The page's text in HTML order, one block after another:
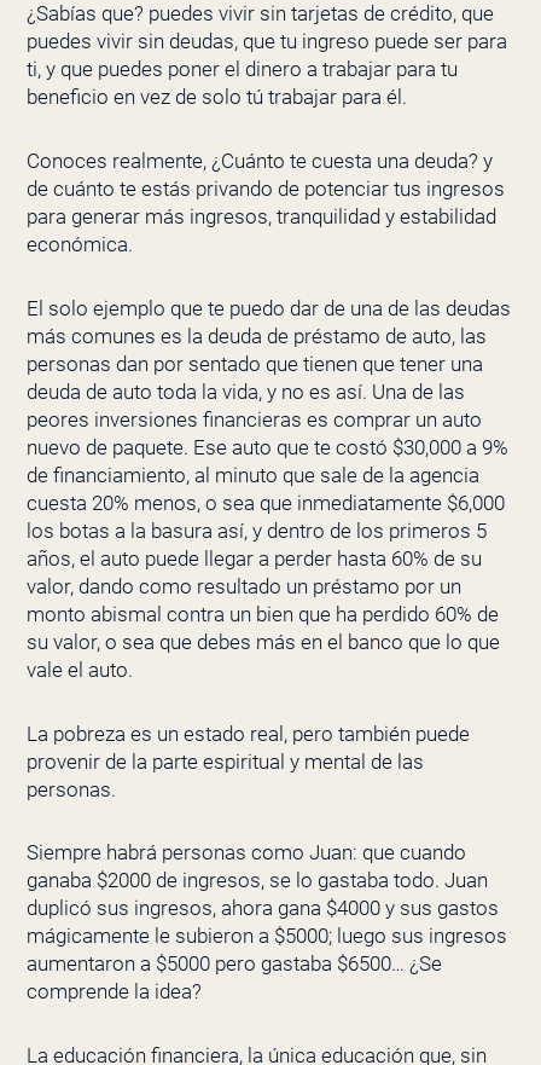
¿Sabías que? puedes vivir sin tarjetas de crédito, que
puedes vivir sin deudas, que tu ingreso puede ser para
ti, y que puedes poner el dinero a trabajar para tu
beneficio en vez de solo tú trabajar para él.
Conoces realmente, ¿Cuánto te cuesta una deuda? y
de cuánto te estás privando de potenciar tus ingresos
para generar más ingresos, tranquilidad y estabilidad
económica.
El solo ejemplo que te puedo dar de una de las deudas
más comunes es la deuda de préstamo de auto, las
personas dan por sentado que tienen que tener una
deuda de auto toda la vida, y no es así. Una de las
peores inversiones financieras es comprar un auto
nuevo de paquete. Ese auto que te costó $30,000 a 9%
de financiamiento, al minuto que sale de la agencia
cuesta 20% menos, o sea que inmediatamente $6,000
los botas a la basura así, y dentro de los primeros 5
años, el auto puede llegar a perder hasta 60% de su
valor, dando como resultado un préstamo por un
monto abismal contra un bien que ha perdido 60% de
su valor, o sea que debes más en el banco que lo que
vale el auto.
La pobreza es un estado real, pero también puede
provenir de la parte espiritual y mental de las
personas.
Siempre habrá personas como Juan: que cuando
ganaba $2000 de ingresos, se lo gastaba todo. Juan
duplicó sus ingresos, ahora gana $4000 y sus gastos
mágicamente le subieron a $5000; luego sus ingresos
aumentaron a $5000 pero gastaba $6500… ¿Se
comprende la idea?
La educación financiera, la única educación que, sin